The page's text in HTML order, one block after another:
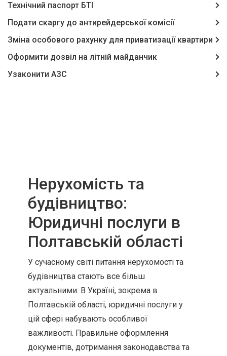
Технічний паспорт БТІ
Подати скаргу до антирейдерської комісії
Зміна особового рахунку для приватизації квартири
Оформити дозвіл на літній майданчик
Узаконити АЗС
Нерухомість та
будівництво:
Юридичні послуги в
Полтавській області
У сучасному світі питання нерухомості та
будівництва стають все більш
актуальними. В Україні, зокрема в
Полтавській області, юридичні послуги у
цій сфері набувають особливої
важливості. Правильне оформлення
документів, дотримання законодавства та